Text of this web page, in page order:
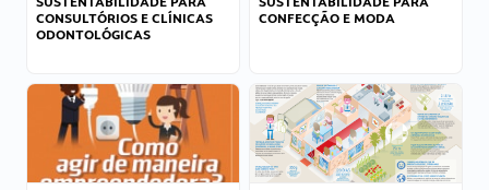
CONSULTÓRIOS E CLÍNICAS
ODONTOLÓGICAS
CONFECÇÃO E MODA